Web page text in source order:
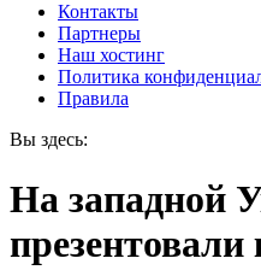
Контакты
Партнеры
Наш хостинг
Политика
Правила
Вы здесь:
На западной